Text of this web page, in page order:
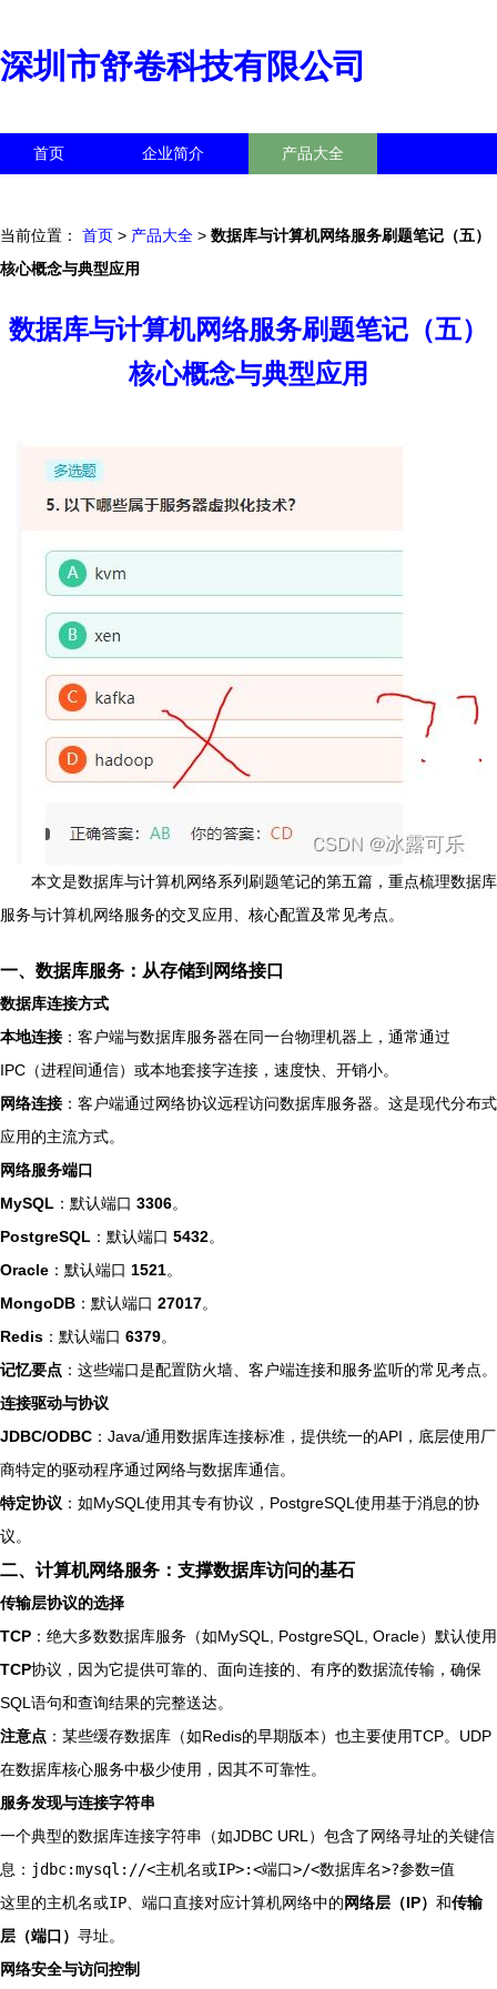
深圳市舒卷科技有限公司
首页 企业简介 产品大全
当前位置： 首页 > 产品大全 > 数据库与计算机网络服务刷题笔记（五）
核心概念与典型应用
数据库与计算机网络服务刷题笔记（五）
核心概念与典型应用
本文是数据库与计算机网络系列刷题笔记的第五篇，重点梳理数据库
服务与计算机网络服务的交叉应用、核心配置及常见考点。
一、数据库服务：从存储到网络接口
数据库连接方式
本地连接 ：客户端与数据库服务器在同一台物理机器上，通常通过
IPC（进程间通信）或本地套接字连接，速度快、开销小。
网络连接 ：客户端通过网络协议远程访问数据库服务器。这是现代分布式
应用的主流方式。
网络服务端口
MySQL ：默认端口 3306。
PostgreSQL ：默认端口 5432。
Oracle ：默认端口 1521。
MongoDB ：默认端口 27017。
Redis ：默认端口 6379。
记忆要点 ：这些端口是配置防火墙、客户端连接和服务监听的常见考点。
连接驱动与协议
JDBC/ODBC ：Java/通用数据库连接标准，提供统一的API，底层使用厂
商特定的驱动程序通过网络与数据库通信。
特定协议 ：如MySQL使用其专有协议，PostgreSQL使用基于消息的协
议。
二、计算机网络服务：支撑数据库访问的基石
传输层协议的选择
TCP ：绝大多数数据库服务（如MySQL, PostgreSQL, Oracle）默认使用
TCP协议，因为它提供可靠的、面向连接的、有序的数据流传输，确保
SQL语句和查询结果的完整送达。
注意点 ：某些缓存数据库（如Redis的早期版本）也主要使用TCP。UDP
在数据库核心服务中极少使用，因其不可靠性。
服务发现与连接字符串
一个典型的数据库连接字符串（如JDBC URL）包含了网络寻址的关键信
息： jdbc:mysql://<主机名或IP>:<端口>/<数据库名>?参数=值
这里的主机名或IP 端口直接对应计算机网络中的网络层（IP） 和传输
层（端口） 寻址。
网络安全与访问控制